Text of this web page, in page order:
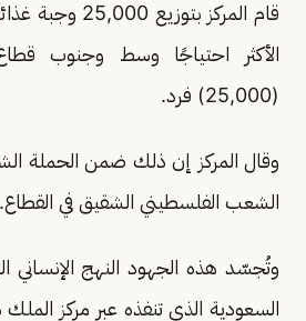
قام المركز
الأكثر احتياجًا وسط وجنوب
(25,000) فرد.
وقال المركز إن ذلك ضمن الحملة
الشعب الفلسطيني الشقيق في القطاع.
وتُجسّد هذه الجهود النهج الإنساني
السعودية الذي تنفذه عبر مركز